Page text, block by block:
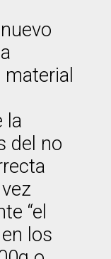
la
del no
“el
los